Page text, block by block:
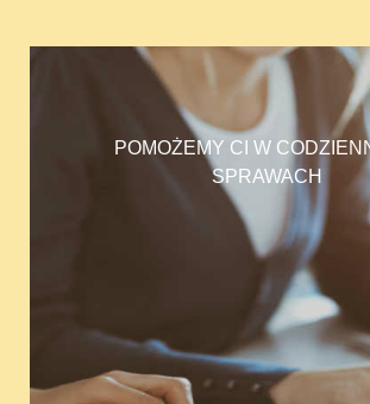
POMOŻEMY CI W
SPRAWACH